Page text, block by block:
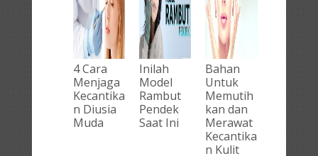
4 Cara
Menjaga
Kecantika
n Diusia
Muda
Inilah
Model
Rambut
Pendek
Saat Ini
Bahan
Untuk
Memutih
kan dan
Merawat
Kecantika
n Kulit